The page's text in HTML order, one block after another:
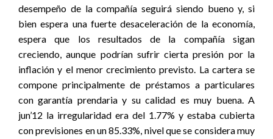
desempeño de la compañía seguirá siendo bueno y, si
bien espera una fuerte desaceleración de la economía,
espera que los resultados de la compañía sigan
creciendo, aunque podrían sufrir cierta presión por la
inflación y el menor crecimiento previsto. La cartera se
compone principalmente de préstamos a particulares
con garantía prendaria y su calidad es muy buena. A
jun’12 la irregularidad era del 1.77% y estaba cubierta
con previsiones en un 85.33%, nivel que se considera muy